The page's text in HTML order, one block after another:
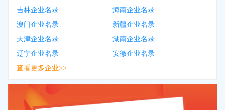
吉林企业名录
海南企业名录
澳门企业名录
新疆企业名录
天津企业名录
湖南企业名录
辽宁企业名录
安徽企业名录
查看更多企业>>